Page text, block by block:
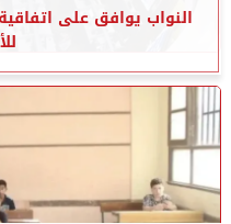
النواب يوافق على